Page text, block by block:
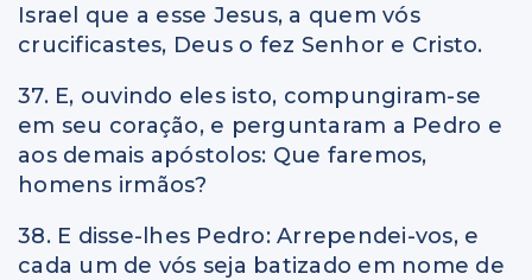
Israel que a esse Jesus, a quem vós
crucificastes, Deus o fez Senhor e Cristo.
37. E, ouvindo eles isto, compungiram-se
em seu coração, e perguntaram a Pedro e
aos demais apóstolos: Que faremos,
homens irmãos?
38. E disse-lhes Pedro: Arrependei-vos, e
cada um de vós seja batizado em nome de